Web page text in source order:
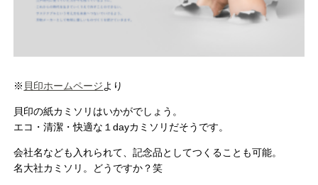
※ 貝印ホームページより
貝印の紙カミソリはいかがでしょう。
エコ・清潔・快適な１dayカミソリだそうです。
会社名なども入れられて、記念品としてつくることも可能。
名大社カミソリ。どうですか？笑